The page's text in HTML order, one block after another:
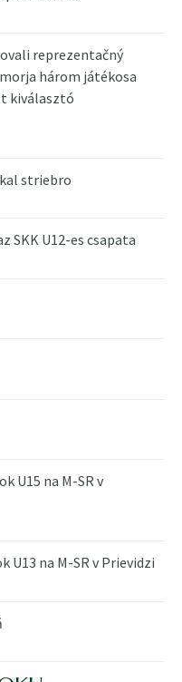
reprezentačný
három játékosa
kiválasztó
striebro
SKK U12-es csapata
U15 na M-SR v
U13 na M-SR v Prievidzi